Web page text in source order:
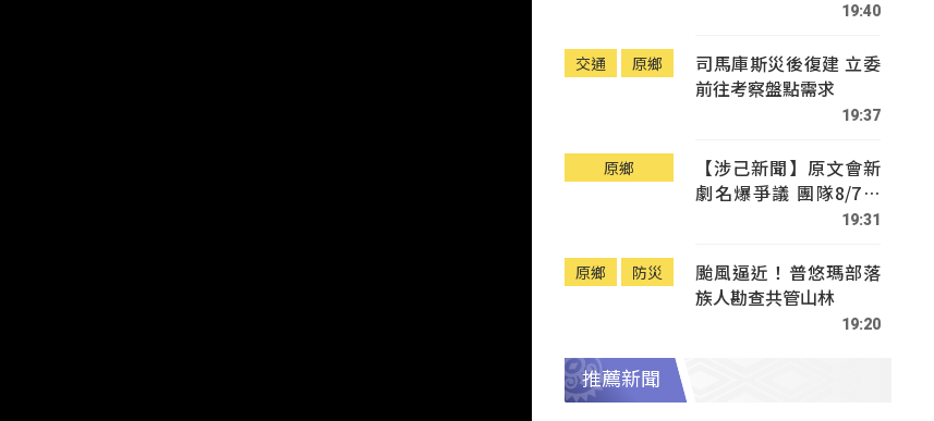
19:40
交通 原鄉
司馬庫斯災後復建 立委
前往考察盤點需求
19:37
原鄉
【涉己新聞】原文會新
劇名爆爭議 團隊8/7赴
19:31
原鄉 防災
颱風逼近！普悠瑪部落
族人勘查共管山林
19:20
推薦新聞